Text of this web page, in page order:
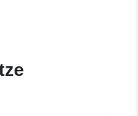
8e33-